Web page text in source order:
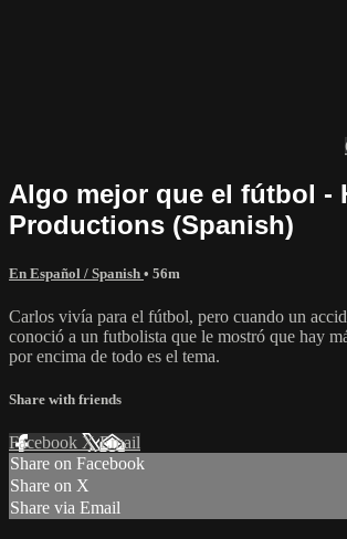
Algo mejor que el fútbol -
Productions (Spanish)
En Español / Spanish • 56m
Carlos vivía para el fútbol, pero cuando un
conoció a un futbolista que le mostró que hay
por encima de todo es el tema.
Share with friends
Facebook XEmail
Share on Facebook
Share on X
Share via Email